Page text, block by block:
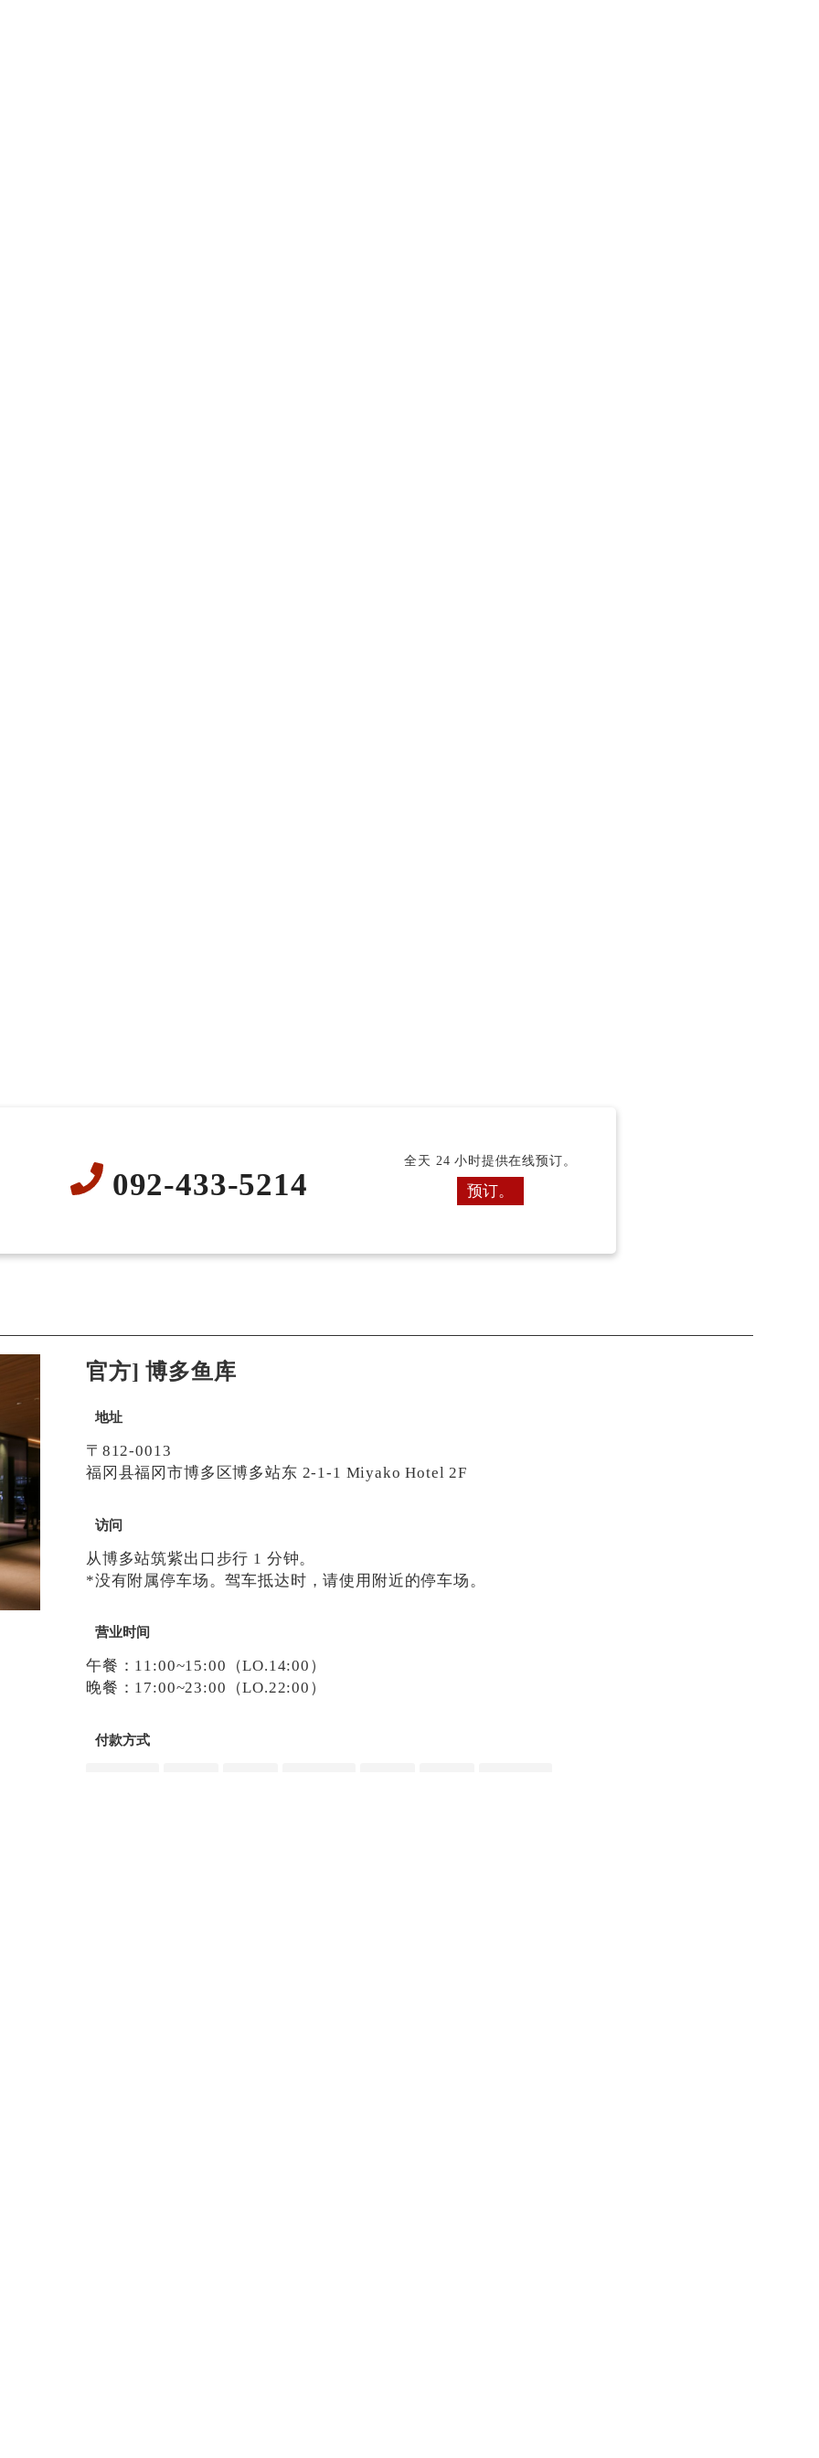
092-433-5214
全天 24 小时提供在线预订。
预订。
官方] 博多鱼库
地址
〒812-0013
福冈县福冈市博多区博多站东 2-1-1 Miyako Hotel 2F
访问
从博多站筑紫出口步行 1 分钟。
*没有附属停车场。驾车抵达时，请使用附近的停车场。
营业时间
午餐：11:00~15:00（LO.14:00）
晚餐：17:00~23:00（LO.22:00）
付款方式